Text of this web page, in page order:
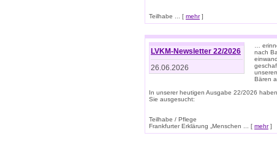
Teilhabe ... [ mehr]
LVKM-Newsletter 22/2026
26.06.2026
…
nach
Bären
In unserer heutigen Ausgabe 22/2026
Sie ausgesucht:
Teilhabe / Pflege
Frankfurter Erklärung „Menschen ... [ mehr]